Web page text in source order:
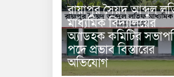
রায়াপুর সৈয়দ আব্দুল
মাধ্যমিক বিদ্যালয়ের
অ্যাডহক কমিটির
পদে প্রভাব বিস্তারের
অভিযোগ